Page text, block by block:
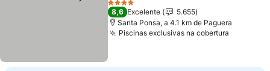
4 Estrelas
8,6 Excelente
5.655
Santa Ponsa, a 4.1 km de Paguera
Piscinas exclusivas na cobertura